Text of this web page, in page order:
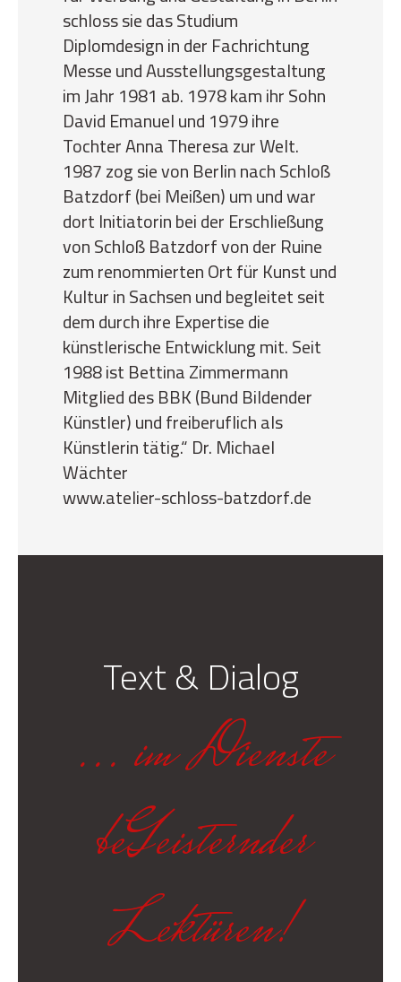
schloss sie das Studium
Diplomdesign in der Fachrichtung
Messe und Ausstellungsgestaltung
im Jahr 1981 ab. 1978 kam ihr Sohn
David Emanuel und 1979 ihre
Tochter Anna Theresa zur Welt.
1987 zog sie von Berlin nach Schloß
Batzdorf (bei Meißen) um und war
dort Initiatorin bei der Erschließung
von Schloß Batzdorf von der Ruine
zum renommierten Ort für Kunst und
Kultur in Sachsen und begleitet seit
dem durch ihre Expertise die
künstlerische Entwicklung mit. Seit
1988 ist Bettina Zimmermann
Mitglied des BBK (Bund Bildender
Künstler) und freiberuflich als
Künstlerin tätig.“ Dr. Michael
Wächter
www.atelier-schloss-batzdorf.de
Text & Dialog
... im Dienste
beGeisternder
Lektüren!